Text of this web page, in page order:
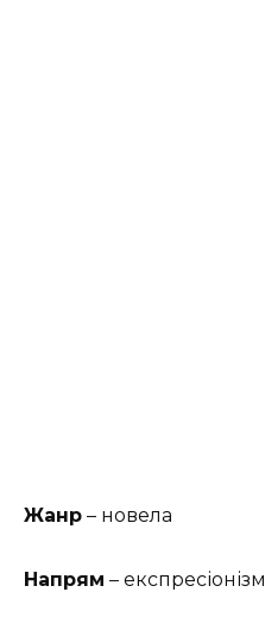
Жанр – новела
Напрям – експресіонізм